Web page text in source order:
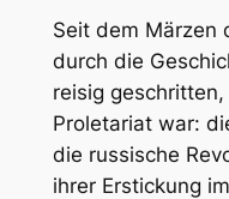
Seit dem Märzen
durch die
reisig
Proletariat war:
die russische
ihrer Erstickung